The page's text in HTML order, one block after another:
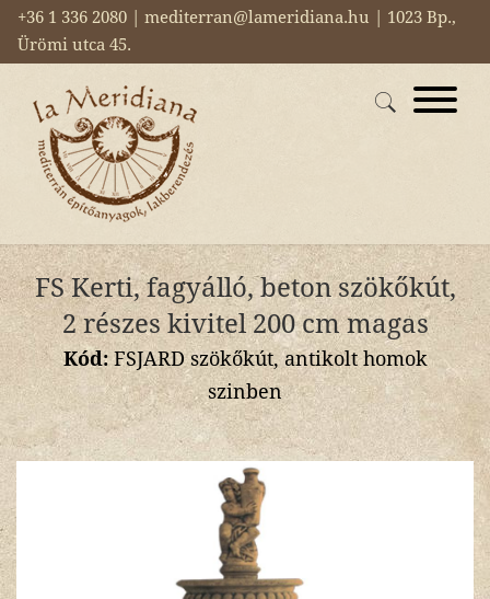
+36 1 336 2080 | mediterran@lameridiana.hu | 1023 Bp.,
Ürömi utca 45.
FS Kerti, fagyálló, beton szökőkút,
2 részes kivitel 200 cm magas
Kód:FSJARD szökőkút, antikolt homok
szinben